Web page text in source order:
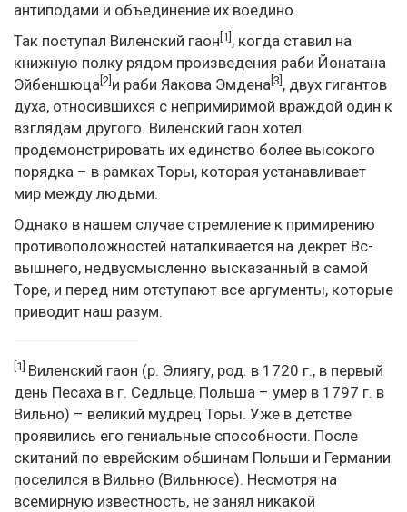
антиподами и объединение их воедино.
Так поступал Виленский гаон [1] , когда ставил на
книжную полку рядом произведения раби Йонатана
Эйбеншюца[2] и раби Яакова Эмдена[3] , двух гигантов
духа, относившихся с непримиримой враждой один к
взглядам другого. Виленский гаон хотел
продемонстрировать их единство более высокого
порядка – в рамках Торы, которая устанавливает
мир между людьми.
Однако в нашем случае стремление к примирению
противоположностей наталкивается на декрет Вс-
вышнего, недвусмысленно высказанный в самой
Торе, и перед ним отступают все аргументы, которые
приводит наш разум.
[1] Виленский гаон (р. Элиягу, род. в 1720 г., в первый
день Песаха в г. Седльце, Польша – умер в 1797 г. в
Вильно) – великий мудрец Торы. Уже в детстве
проявились его гениальные способности. После
скитаний по еврейским обшинам Польши и Германии
поселился в Вильно (Вильнюсе). Несмотря на
всемирную известность, не занял никакой